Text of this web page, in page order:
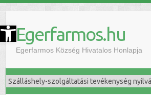
Eszköztár megnyitása Egerfarmos.hu
Egerfarmos Község Hivatalos Honlapja